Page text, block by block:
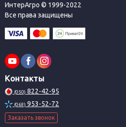
ИнтерАгро © 1999-2022
Все права защищены
Контакты
(050) 822-42-95
(068) 953-52-72
Заказать звонок